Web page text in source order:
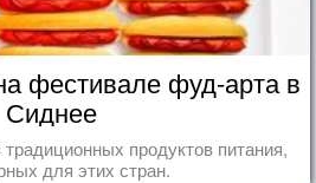
фестивале фуд-арта в
Сиднее
продуктов питания,
для этих стран.